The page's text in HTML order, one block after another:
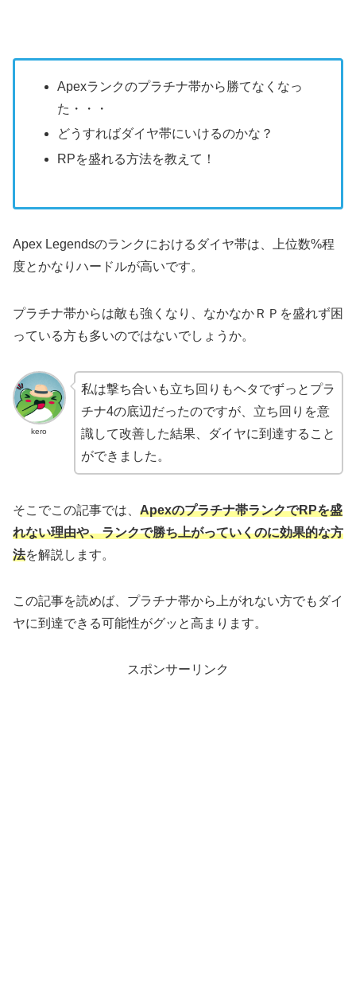
Apexランクのプラチナ帯から勝てなくなっ
た・・・
どうすればダイヤ帯にいけるのかな？
RPを盛れる方法を教えて！
Apex Legendsのランクにおけるダイヤ帯は、上位数%程
度とかなりハードルが高いです。
プラチナ帯からは敵も強くなり、なかなかＲＰを盛れず困
っている方も多いのではないでしょうか。
kero
私は撃ち合いも立ち回りもヘタでずっとプラ
チナ4の底辺だったのですが、立ち回りを意
識して改善した結果、ダイヤに到達すること
ができました。
そこでこの記事では、 Apexのプラチナ帯ランクでRPを盛
れない理由や、ランクで勝ち上がっていくのに効果的な方
法を解説します。
この記事を読めば、プラチナ帯から上がれない方でもダイ
ヤに到達できる可能性がグッと高まります。
スポンサーリンク